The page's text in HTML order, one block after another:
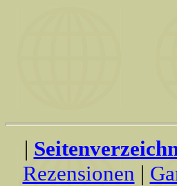
|
Rezensionen |